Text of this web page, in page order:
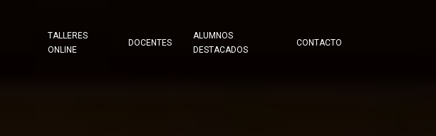
TALLERES
ONLINE
DOCENTES
ALUMNOS
DESTACADOS
CONTACTO